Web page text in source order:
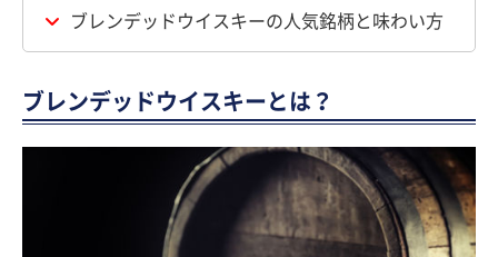
ブレンデッドウイスキーの人気銘柄と味わい方
ブレンデッドウイスキーとは？